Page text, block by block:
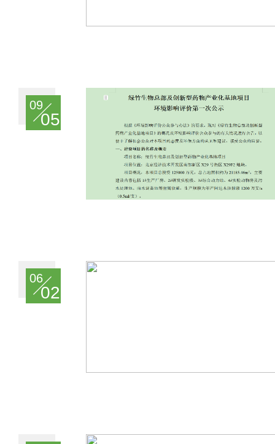
09
05
06
02